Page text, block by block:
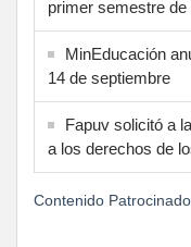
primer semestre de
MinEducación
14 de septiembre
Fapuv solicitó a
a los derechos de
Contenido Patrocinado